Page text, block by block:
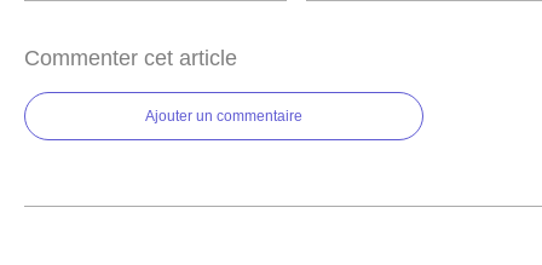
Commenter cet article
Ajouter un commentaire